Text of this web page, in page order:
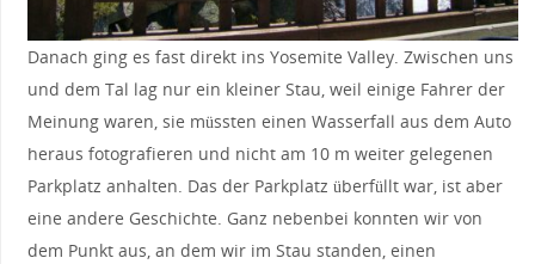
Danach ging es fast direkt ins Yosemite Valley. Zwischen uns
und dem Tal lag nur ein kleiner Stau, weil einige Fahrer der
Meinung waren, sie müssten einen Wasserfall aus dem Auto
heraus fotografieren und nicht am 10 m weiter gelegenen
Parkplatz anhalten. Das der Parkplatz überfüllt war, ist aber
eine andere Geschichte. Ganz nebenbei konnten wir von
dem Punkt aus, an dem wir im Stau standen, einen